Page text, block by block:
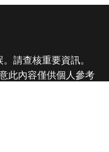
請查核重要資訊。
此內容僅供個人參考